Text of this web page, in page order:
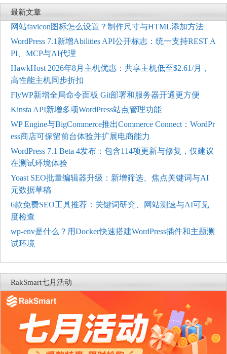
最新文章
网站favicon图标怎么设置？制作尺寸与HTML添加方法
WordPress 7.1新增Abilities API公开标志：统一支持REST A
PI、MCP与AI代理
HawkHost 2026年8月主机优惠：共享主机低至$2.61/月，
高性能主机同步折扣
FlyWP新增全局命令面板 Git部署和服务器开通更方便
Kinsta API新增多项WordPress站点管理功能
WP Engine与BigCommerce推出Commerce Connect：WordPr
ess商店可保留前台体验并扩展电商能力
WordPress 7.1 Beta 4发布：包含114项更新与修复，仅建议
在测试环境体验
Yoast SEO批量编辑器升级：新增筛选、焦点关键词与AI
元数据草稿
6款免费SEO工具推荐：关键词研究、网站测速与AI可见
度检查
wp-env是什么？用Docker快速搭建WordPress插件和主题测
试环境
RakSmart七月活动